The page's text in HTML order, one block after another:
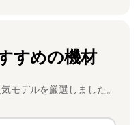
すめの機材
モデルを厳選しました。